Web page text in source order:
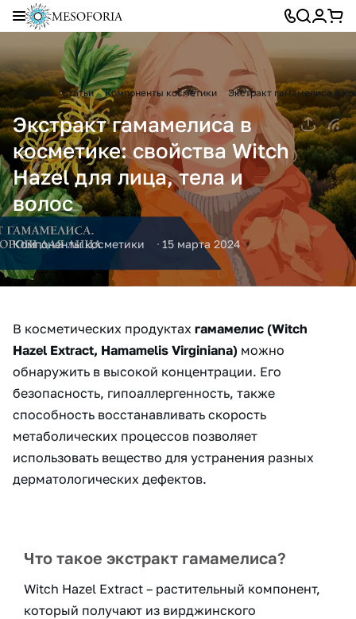
Главная Статьи Компоненты косметики Экстракт гамамелиса в
Экстракт гамамелиса в
косметике: свойства Witch
Hazel для лица, тела и
волос
Компоненты косметики 15 марта 2024
В косметических продуктах гамамелис (Witch
Hazel Extract, Hamamelis Virginiana) можно
обнаружить в высокой концентрации. Его
безопасность, гипоаллергенность, также
способность восстанавливать скорость
метаболических процессов позволяет
использовать вещество для устранения разных
дерматологических дефектов.
Что такое экстракт гамамелиса?
Witch Hazel Extract – растительный компонент,
который получают из вирджинского